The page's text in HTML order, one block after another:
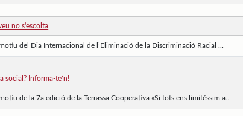
no s'escolta
del Dia Internacional de l’Eliminació de la Discriminació Racial ...
social? Informa-te’n!
de la 7a edició de la Terrassa Cooperativa «Si tots ens limitéssim a...